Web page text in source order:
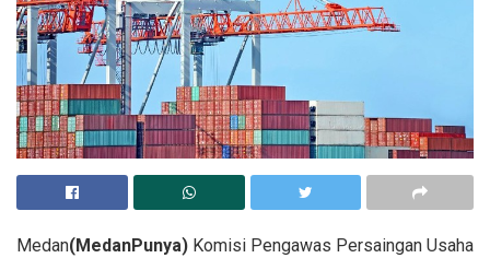
Medan(MedanPunya) Komisi Pengawas Persaingan Usaha